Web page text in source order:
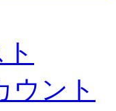
ウント